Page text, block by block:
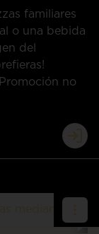
familiares
o una bebida
del
no